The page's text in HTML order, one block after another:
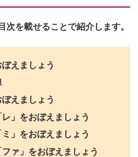
次を載せることで紹介します。
えましょう
ぼえましょう
レ」をおぼえましょう
ミ」をおぼえましょう
ファ」をおぼえましょう